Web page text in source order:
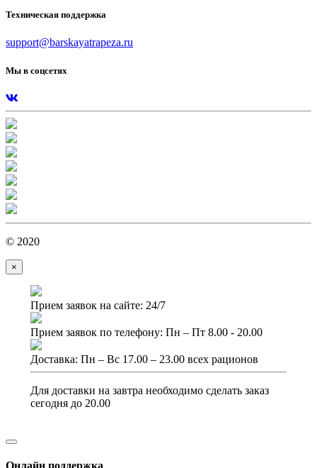
Техническая поддержка
support@barskayatrapeza.ru
Мы в соцсетях
© 2020
×
Прием заявок на сайте: 24/7
Прием заявок по телефону: Пн – Пт 8.00 - 20.00
Доставка: Пн – Вс 17.00 – 23.00 всех рационов
Для доставки на завтра необходимо сделать заказ
сегодня до 20.00
Онлайн поддержка